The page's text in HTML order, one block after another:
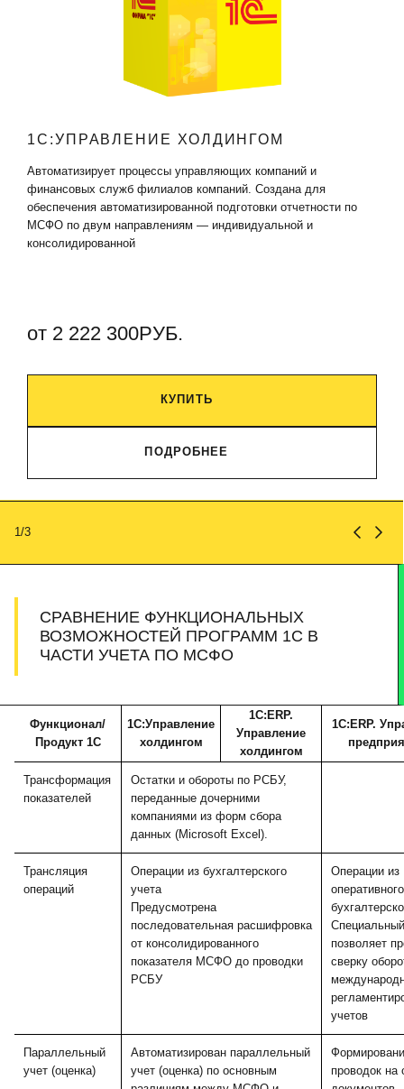
1C:УПРАВЛЕНИЕ ХОЛДИНГОМ
Автоматизирует процессы управляющих компаний и
финансовых служб филиалов компаний. Создана для
обеспечения автоматизированной подготовки отчетности по
МСФО по двум направлениям — индивидуальной и
консолидированной
от 2 222 300РУБ.
КУПИТЬ
ПОДРОБНЕЕ
1/3
СРАВНЕНИЕ ФУНКЦИОНАЛЬНЫХ
ВОЗМОЖНОСТЕЙ ПРОГРАММ 1С В
ЧАСТИ УЧЕТА ПО МСФО
Функционал/
Продукт 1С
1С:Управление
холдингом
1С:ERP.
Управление
холдингом
1С:ERP.
Трансформация
показателей
Остатки и обороты по РСБУ,
переданные дочерними
компаниями из форм сбора
данных (Microsoft Excel).
Трансляция
операций
Операции из бухгалтерского
учета
Предусмотрена
последовательная расшифровка
от консолидированного
показателя МСФО до проводки
РСБУ
Операции из
позволяет
сверку
учетов
Параллельный
учет (оценка)
Автоматизирован параллельный
учет (оценка) по основным
проводок на